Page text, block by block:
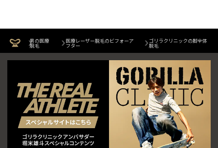
男の医療
脱毛
医療レーザー脱毛のビフォーア
フター
ゴリラクリニックの脚全体
脱毛